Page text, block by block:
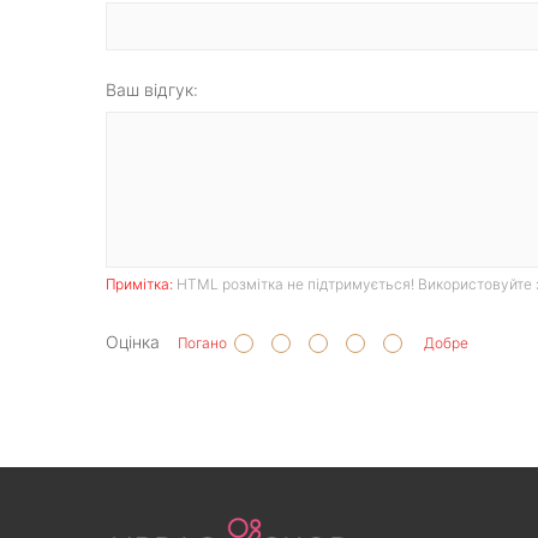
Ваш відгук:
Примітка: HTML розмітка не підтримується! Використовуйте
Оцінка Погано Добре